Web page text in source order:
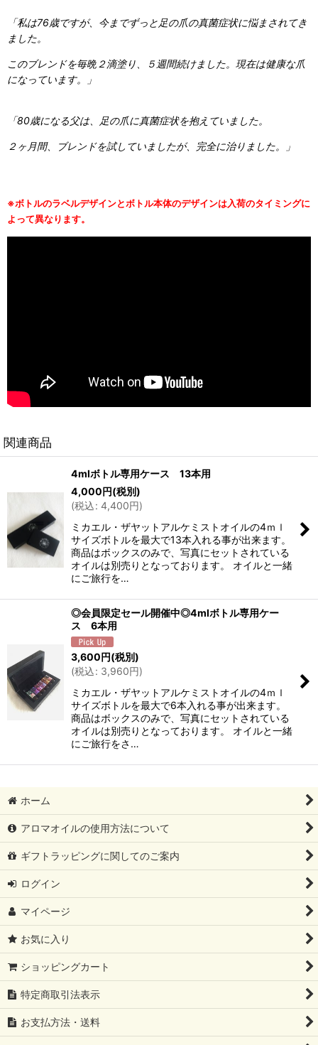
「私は76歳ですが、今までずっと足の爪の真菌症状に悩まされてき
ました。
このブレンドを毎晩２滴塗り、５週間続けました。現在は健康な爪
になっています。」
「80歳になる父は、足の爪に真菌症状を抱えていました。
２ヶ月間、ブレンドを試していましたが、完全に治りました。」
※ボトルのラベルデザインとボトル本体のデザインは入荷のタイミングに
よって異なります。
関連商品
4mlボトル専用ケース 13本用
4,000 円(税別)
(税込: 4,400円)
ミカエル・ザヤットアルケミストオイルの4ｍｌ
サイズボトルを最大で13本入れる事が出来ます。
商品はボックスのみで、写真にセットされている
オイルは別売りとなっております。 オイルと一緒
にご旅行を…
◎会員限定セール開催中◎4mlボトル専用ケー
ス 6本用
3,600円(税別)
(税込: 3,960円)
ミカエル・ザヤットアルケミストオイルの4ｍｌ
サイズボトルを最大で6本入れる事が出来ます。
商品はボックスのみで、写真にセットされている
オイルは別売りとなっております。 オイルと一緒
にご旅行をさ…
ホーム
アロマオイルの使用方法について
ギフトラッピングに関してのご案内
ログイン
マイページ
お気に入り
ショッピングカート
特定商取引法表示
お支払方法・送料